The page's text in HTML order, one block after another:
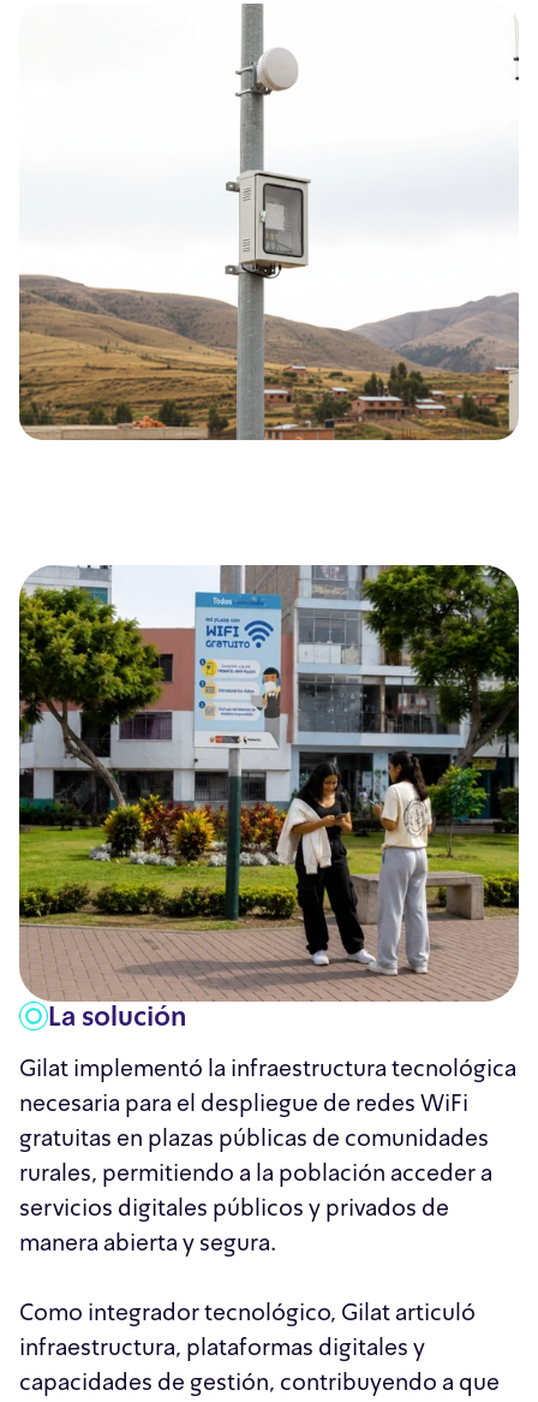
La solución
Gilat implementó la infraestructura tecnológica
necesaria para el despliegue de redes WiFi
gratuitas en plazas públicas de comunidades
rurales, permitiendo a la población acceder a
servicios digitales públicos y privados de
manera abierta y segura.
Como integrador tecnológico, Gilat articuló
infraestructura, plataformas digitales y
capacidades de gestión, contribuyendo a que